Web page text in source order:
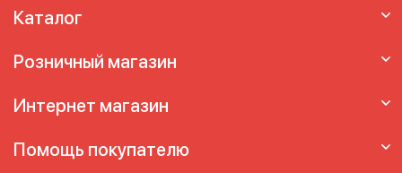
Каталог
Розничный магазин
Интернет магазин
Помощь покупателю